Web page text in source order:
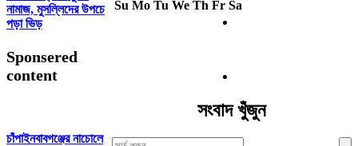
নামাজ, মুসল্লিদের উপচে
পড়া ভিড়
Sponsered
content
চাঁপাইনবাবগঞ্জের নাচোলে
Su Mo Tu We Th Fr Sa
সংবাদ খুঁজুন
Search